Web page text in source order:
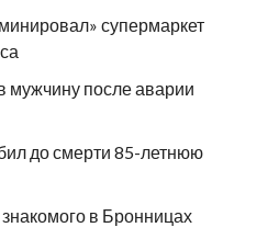
супермаркет
мужчину после аварии
до смерти 85-летнюю
в Бронницах